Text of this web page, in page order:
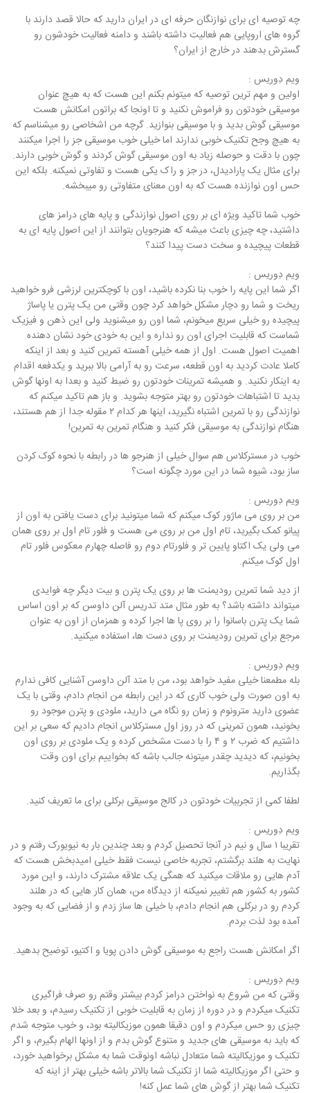
چه توصیه ای برای نوازنگان حرفه ای در ایران دارید که حالا قصد دارند با
گروه های اروپایی هم فعالیت داشته باشند و دامنه فعالیت خودشون رو
گسترش بدهند در خارج از ایران؟
ویم دِوریس :
اولین و مهم ترین توصیه که میتونم بکنم این هست که به هیچ عنوان
موسیقی خودتون رو فراموش نکنید و تا اونجا که براتون امکانش هست
موسیقی گوش بدید و با موسیقی بنوازید. گرچه من اشخاصی رو میشناسم که
به هیچ وجح تکنیک خوبی ندارند اما خیلی خوب موسیقی جز را اجرا میکنند
چون با دقت و حوصله زیاد به اون موسیقی گوش کردند و گوش خوبی دارند.
برای مثال یک پارادیدل، در جز و راک یکی هست و تفاوتی نمیکنه. بلکه این
حس اون نوازنده هست که به اون معنای متفاوتی رو میبخشه.
خوب شما تاکید ویژه ای بر روی اصول نوازندگی و پایه های درامز های
داشتید، چه چیزی باعث میشه که هنرجویان بتوانند از این اصول پایه ای به
قطعات پیچیده و سخت دست پیدا کنند؟
ویم دِوریس :
اگر شما این پایه را خوب بنا نکرده باشید، اون با کوچکترین لرزشی فرو خواهید
ریخت و شما رو دچار مشکل خواهد کرد چون وقتی من یک پترن یا پاساژ
پیچیده رو خیلی سریع میخونم، شما اون رو میشنوید ولی این ذهن و فیزیک
شماست که قابلیت اجرای اون رو نداره و این به خودی خود نشان دهنده
اهمیت اصول هست. اول از همه خیلی آهسته تمرین کنید و بعد از اینکه
کاملا عادت کردید به اون قطعه، سرعت رو به آرامی بالا ببرید و یکدفعه اقدام
به اینکار نکنید. و همیشه تمرینات خودتون رو ضبط کنید و بعدا به اونها گوش
بدید تا اشتباهات خودتون رو بهتر متوجه بشوید. و باز هم تاکید میکنم که
نوازندگی رو با تمرین اشتباه نگیرید، اینها هر کدام ۲ مقوله جدا از هم هستند،
هنگام نوازندگی به موسیقی فکر کنید و هنگام تمرین به تمرین!
خوب در مسترکلاس هم سوال خیلی از هنرجو ها در رابطه با نحوه کوک کردن
ساز بود، شیوه شما در این مورد چگونه است؟
ویم دِوریس :
من بر روی می ماژور کوک میکنم که شما میتونید برای دست یافتن به اون از
پیانو کمک بگیرید، تام اول من بر روی می هست و فلور تام اول بر روی همان
می ولی یک اکتاو پایین تر و فلورتام دوم رو فاصله چهارم معکوس فلور تام
اول کوک میکنم.
از دید شما تمرین رودیمنت ها بر روی یک پترن و بیت دیگر چه فوایدی
میتواند داشته باشد؟ به طور مثال متد تدریس آلن داوسن که بر اون اساس
شما یک پترن باسانوا را بر روی پا ها اجرا کرده و همزمان از اون به عنوان
مرجع برای تمرین رودیمنت بر روی دست ها، استفاده میکنید.
ویم دِوریس :
بله مطمعنا خیلی مفید خواهد بود، من با متد آلن داوسن آشنایی کافی ندارم
به اون صورت ولی خوب کاری که در این رابطه من انجام دادم، وقتی با یک
عضوی دارید مترونوم و زمان رو نگاه می دارید، ملودی و پترن موجود رو
بخونید، همون تمرینی که در روز اول مسترکلاس انجام دادیم که سعی بر این
داشتیم که ضرب ۲ و ۴ را با دست مشخص کرده و یک ملودی بر روی اون
بخونیم، که دیدید چقدر میتونه جالب باشه که بخواییم برای اون وقت
بگذاریم.
لطفا کمی از تجربیات خودتون در کالج موسیقی برکلی برای ما تعریف کنید.
ویم دِوریس :
تقریبا ۱ سال و نیم در آنجا تحصیل کردم و بعد چندین بار به نیویورک رفتم و در
نهایت به هلند برگشتم، تجربه خاصی نیست فقط خیلی امیدبخش هست که
آدم هایی رو ملاقات میکنید که همگی یک علاقه مشترک دارند، و این مورد
کشور به کشور هم تغییر نمیکنه از دیدگاه من، همان کار هایی که در هلند
کردم رو در برکلی هم انجام دادم، با خیلی ها ساز زدم و از فضایی که به وجود
آمده بود لذت بردم.
اگر امکانش هست راجع به موسیقی گوش دادن پویا و اکتیو، توضیح بدهید.
ویم دِوریس :
وقتی که من شروع به نواختن درامز کردم بیشتر وقتم رو صرف فراگیری
تکنیک میکردم و در دوره از زمان به قابلیت خوبی از تکنیک رسیدم، و بعد خلا
چیزی رو حس میکردم و اون دقیقا همون موزیکالیته بود، و خوب متوجه شدم
که باید به موسیقی های جدید و متنوع گوش بدم و از اونها الهام بگیرم، و اگر
تکنیک و موزیکالیته شما متعادل نباشه اونوقت شما به مشکل برخواهید خورد،
و حتی اگر موزیکالیته شما از تکنیک شما بالاتر باشه خیلی بهتر از اینه که
تکنیک شما بهتر از گوش های شما عمل کنه!